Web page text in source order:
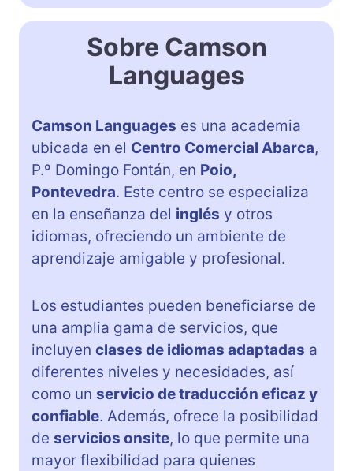
Sobre Camson
Languages
Camson Languages es una academia
ubicada en el Centro Comercial Abarca,
P.º Domingo Fontán, en Poio,
Pontevedra. Este centro se especializa
en la enseñanza del inglés y otros
idiomas, ofreciendo un ambiente de
aprendizaje amigable y profesional.
Los estudiantes pueden beneficiarse de
una amplia gama de servicios, que
incluyen clases de idiomas adaptadas a
diferentes niveles y necesidades, así
como un servicio de traducción eficaz y
confiable. Además, ofrece la posibilidad
de servicios onsite, lo que permite una
mayor flexibilidad para quienes